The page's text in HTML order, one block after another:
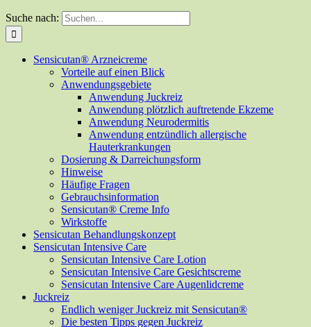
Suche nach:
Sensicutan® Arzneicreme
Vorteile auf einen Blick
Anwendungsgebiete
Anwendung Juckreiz
Anwendung plötzlich auftretende Ekzeme
Anwendung Neurodermitis
Anwendung entzündlich allergische
Hauterkrankungen
Dosierung & Darreichungsform
Hinweise
Häufige Fragen
Gebrauchsinformation
Sensicutan® Creme Info
Wirkstoffe
Sensicutan Behandlungskonzept
Sensicutan Intensive Care
Sensicutan Intensive Care Lotion
Sensicutan Intensive Care Gesichtscreme
Sensicutan Intensive Care Augenlidcreme
Juckreiz
Endlich weniger Juckreiz mit Sensicutan®
Die besten Tipps gegen Juckreiz